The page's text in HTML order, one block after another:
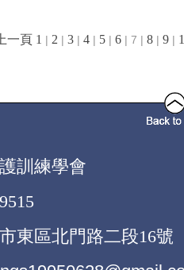
一頁 1 | 2 | 3| 4| 5| 6| 7 | 8| 9|
訓練學會
東區北門路二段16號